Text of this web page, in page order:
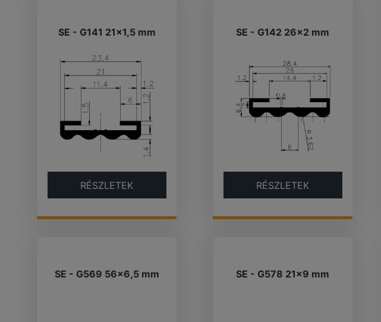
SE - G141 21×1,5 mm
RÉSZLETEK
SE - G142 26×2 mm
RÉSZLETEK
SE - G569 56×6,5 mm SE - G578 21×9 mm